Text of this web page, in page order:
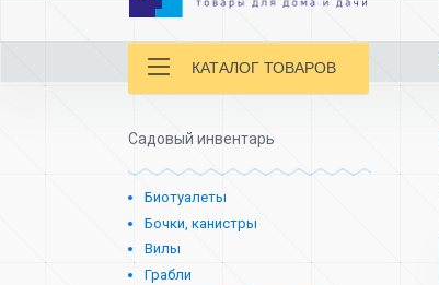
КАТАЛОГ ТОВАРОВ
Садовый инвентарь
Биотуалеты
Бочки, канистры
Вилы
Грабли